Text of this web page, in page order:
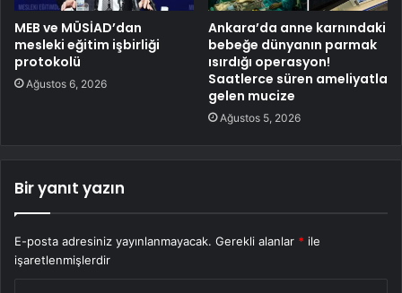
MEB ve MÜSİAD’dan
mesleki eğitim işbirliği
protokolü
Ağustos 6, 2026
Ankara’da anne karnındaki
bebeğe dünyanın parmak
ısırdığı operasyon!
Saatlerce süren ameliyatla
gelen mucize
Ağustos 5, 2026
Bir yanıt yazın
E-posta adresiniz yayınlanmayacak. Gerekli alanlar * ile
işaretlenmişlerdir